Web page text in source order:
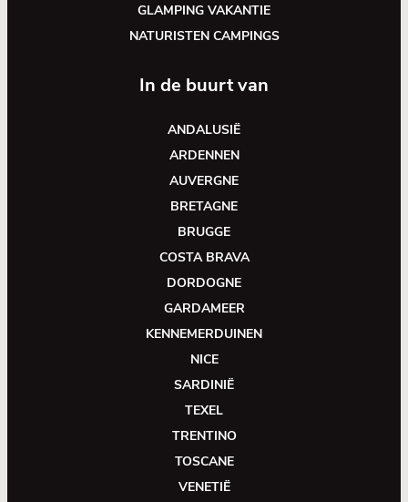
GLAMPING VAKANTIE
NATURISTEN CAMPINGS
In de buurt van
ANDALUSIË
ARDENNEN
AUVERGNE
BRETAGNE
BRUGGE
COSTA BRAVA
DORDOGNE
GARDAMEER
KENNEMERDUINEN
NICE
SARDINIË
TEXEL
TRENTINO
TOSCANE
VENETIË